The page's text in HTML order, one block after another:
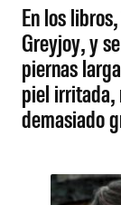
En los
Greyjoy, y
piernas
piel irritada,
demasiado